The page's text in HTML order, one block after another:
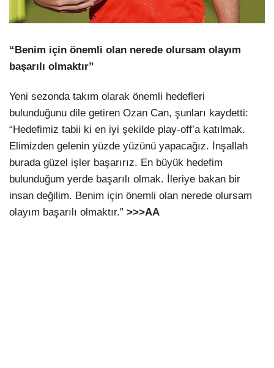
“Benim için önemli olan nerede olursam olayım
başarılı olmaktır”
Yeni sezonda takım olarak önemli hedefleri
bulunduğunu dile getiren Ozan Can, şunları kaydetti:
“Hedefimiz tabii ki en iyi şekilde play-off’a katılmak.
Elimizden gelenin yüzde yüzünü yapacağız. İnşallah
burada güzel işler başarırız. En büyük hedefim
bulunduğum yerde başarılı olmak. İleriye bakan bir
insan değilim. Benim için önemli olan nerede olursam
olayım başarılı olmaktır.” >>>AA